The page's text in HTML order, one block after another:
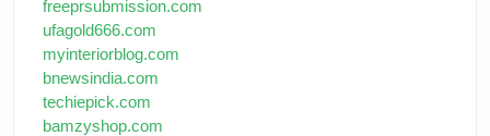
freeprsubmission.com
ufagold666.com
myinteriorblog.com
bnewsindia.com
techiepick.com
bamzyshop.com